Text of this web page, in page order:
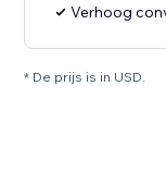
Verhoog
* De prijs is in USD.